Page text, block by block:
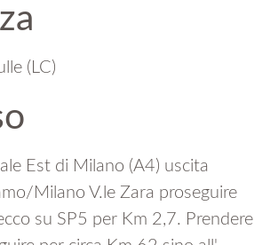
(LC)
Est di Milano (A4) uscita
Milano V.le Zara proseguire
su SP5 per Km 2,7. Prendere